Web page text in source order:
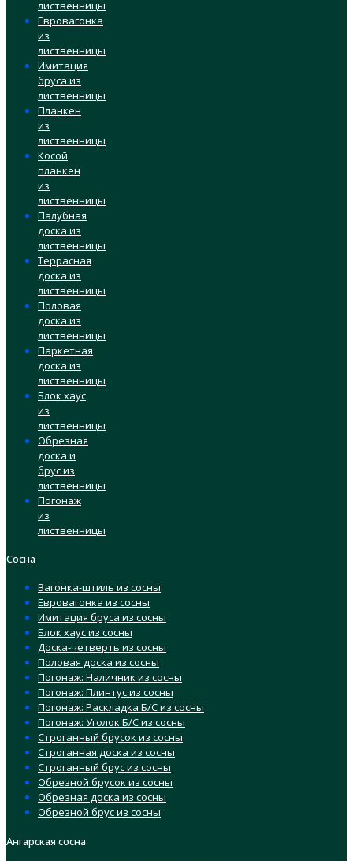
лиственницы
Евровагонка
из
лиственницы
Имитация
бруса из
лиственницы
Планкен
из
лиственницы
Косой
планкен
из
лиственницы
Палубная
доска из
лиственницы
Террасная
доска из
лиственницы
Половая
доска из
лиственницы
Паркетная
доска из
лиственницы
Блок хаус
из
лиственницы
Обрезная
доска и
брус из
лиственницы
Погонаж
из
лиственницы
Сосна
Вагонка-штиль из сосны
Евровагонка из сосны
Имитация бруса из сосны
Блок хаус из сосны
Доска-четверть из сосны
Половая доска из сосны
Погонаж: Наличник из сосны
Погонаж: Плинтус из сосны
Погонаж: Раскладка Б/С из сосны
Погонаж: Уголок Б/С из сосны
Строганный брусок из сосны
Строганная доска из сосны
Строганный брус из сосны
Обрезной брусок из сосны
Обрезная доска из сосны
Обрезной брус из сосны
Ангарская сосна